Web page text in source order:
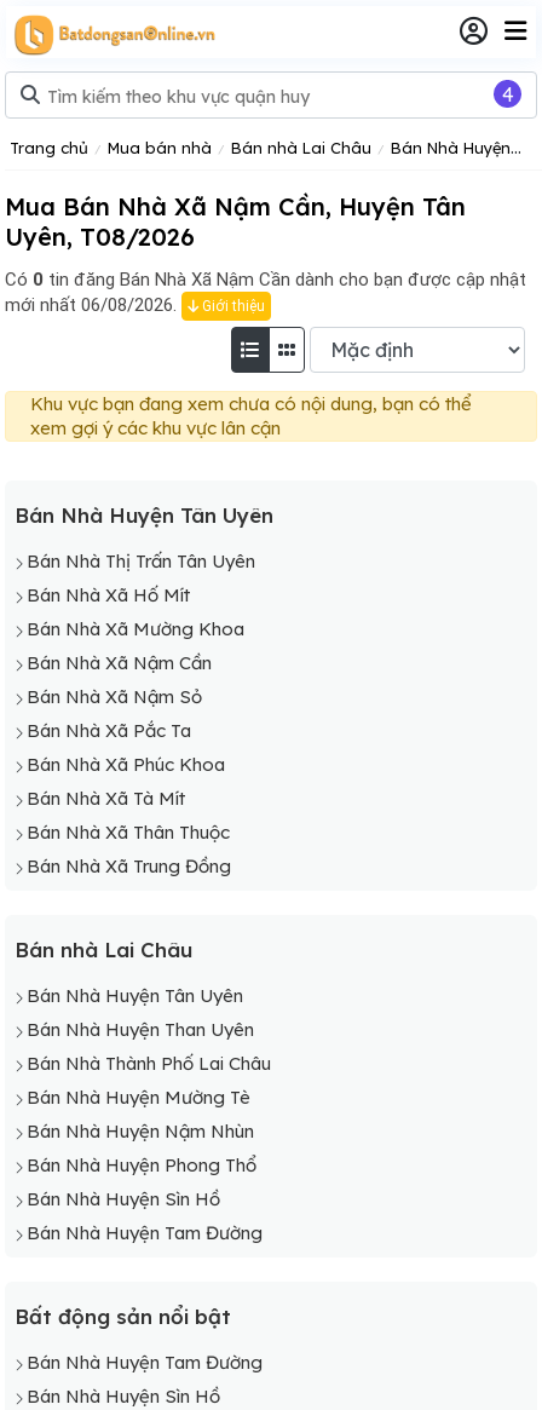
Trang chủ Mua bán nhà Bán nhà Lai Châu Bán Nhà Huyện Tân Uyên
Mua Bán Nhà Xã Nậm Cần, Huyện Tân
Uyên, T08/2026
Có 0 tin đăng Bán Nhà Xã Nậm Cần dành cho bạn được cập nhật
mới nhất 06/08/2026.
Giới thiệu
Khu vực bạn đang xem chưa có nội dung, bạn có thể
xem gợi ý các khu vực lân cận
Bán Nhà Huyện Tân Uyên
Bán Nhà Thị Trấn Tân Uyên
Bán Nhà Xã Hố Mít
Bán Nhà Xã Mường Khoa
Bán Nhà Xã Nậm Cần
Bán Nhà Xã Nậm Sỏ
Bán Nhà Xã Pắc Ta
Bán Nhà Xã Phúc Khoa
Bán Nhà Xã Tà Mít
Bán Nhà Xã Thân Thuộc
Bán Nhà Xã Trung Đồng
Bán nhà Lai Châu
Bán Nhà Huyện Tân Uyên
Bán Nhà Huyện Than Uyên
Bán Nhà Thành Phố Lai Châu
Bán Nhà Huyện Mường Tè
Bán Nhà Huyện Nậm Nhùn
Bán Nhà Huyện Phong Thổ
Bán Nhà Huyện Sìn Hồ
Bán Nhà Huyện Tam Đường
Bất động sản nổi bật
Bán Nhà Huyện Tam Đường
Bán Nhà Huyện Sìn Hồ
4